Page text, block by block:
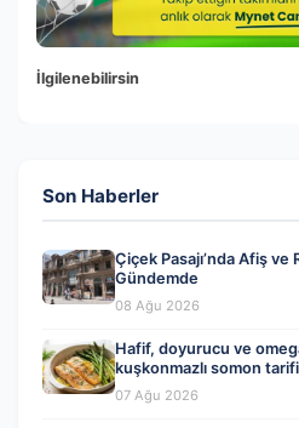
İlgilenebilirsin
Son Haberler
Çiçek Pasajı’nda Afiş ve
Gündemde
08 Ağu 2026
Hafif, doyurucu ve
kuşkonmazlı somon
07 Ağu 2026